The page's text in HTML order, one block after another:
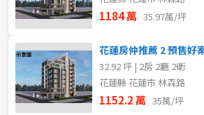
1184 萬 35.97萬/坪
32.92 坪 | 2房 2廳 2衛
花蓮縣 花蓮市 林森路
1152.2 萬 35萬/坪